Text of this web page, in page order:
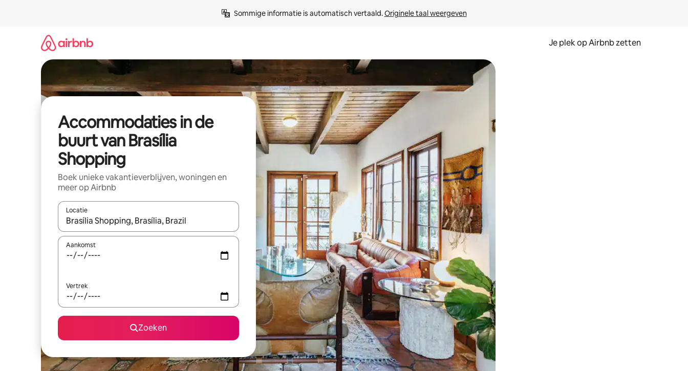
Sommige informatie is automatisch vertaald. Originele taal weergeven
Je plek op Airbnb zetten
Accommodaties in de
buurt van Brasília
Shopping
Boek unieke vakantieverblijven, woningen en
meer op Airbnb
Locatie
Wanneer er resultaten beschikbaar zijn, maak je een keuze met je de pijltjestoetsen omhoog en omlaag, óf door te tikken of swipen.
Aankomst
Vertrek
Zoeken